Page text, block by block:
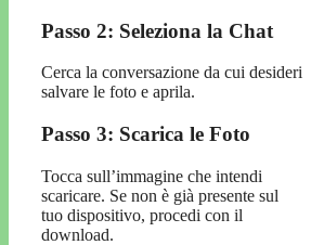
Passo 2: Seleziona la Chat
Cerca la conversazione da cui desideri
salvare le foto e aprila.
Passo 3: Scarica le Foto
Tocca sull’immagine che intendi
scaricare. Se non è già presente sul
tuo dispositivo, procedi con il
download.